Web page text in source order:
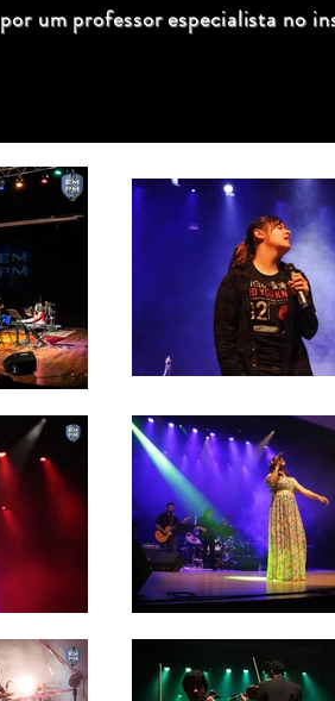
por um professor especialista no